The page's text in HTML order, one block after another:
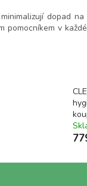
dopad
v